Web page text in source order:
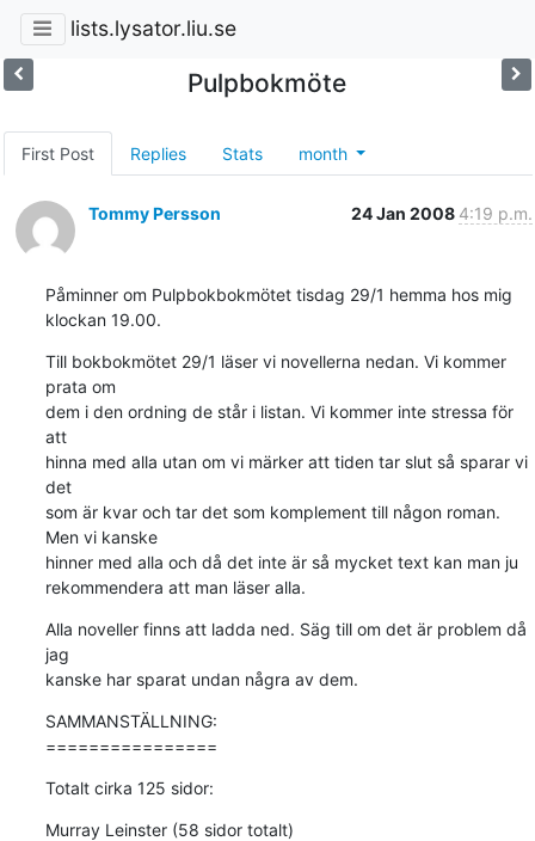
lists.lysator.liu.se
Pulpbokmöte
First Post Replies Stats month
Tommy Persson 24 Jan 2008 4:19 p.m.
Påminner om Pulpbokbokmötet tisdag 29/1 hemma hos mig
klockan 19.00.
Till bokbokmötet 29/1 läser vi novellerna nedan. Vi kommer
prata om
dem i den ordning de står i listan. Vi kommer inte stressa för
att
hinna med alla utan om vi märker att tiden tar slut så sparar vi
det
som är kvar och tar det som komplement till någon roman.
Men vi kanske
hinner med alla och då det inte är så mycket text kan man ju
rekommendera att man läser alla.
Alla noveller finns att ladda ned. Säg till om det är problem då
jag
kanske har sparat undan några av dem.
SAMMANSTÄLLNING:
================
Totalt cirka 125 sidor:
Murray Leinster (58 sidor totalt)